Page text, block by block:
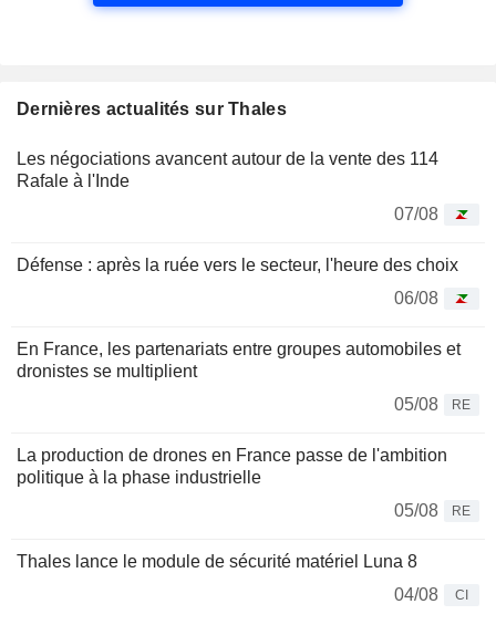
Dernières actualités sur Thales
Les négociations avancent autour de la vente des 114
Rafale à l'Inde
07/08
Défense : après la ruée vers le secteur, l'heure des choix
06/08
En France, les partenariats entre groupes automobiles et
dronistes se multiplient
05/08
RE
La production de drones en France passe de l'ambition
politique à la phase industrielle
05/08
RE
Thales lance le module de sécurité matériel Luna 8
04/08
CI